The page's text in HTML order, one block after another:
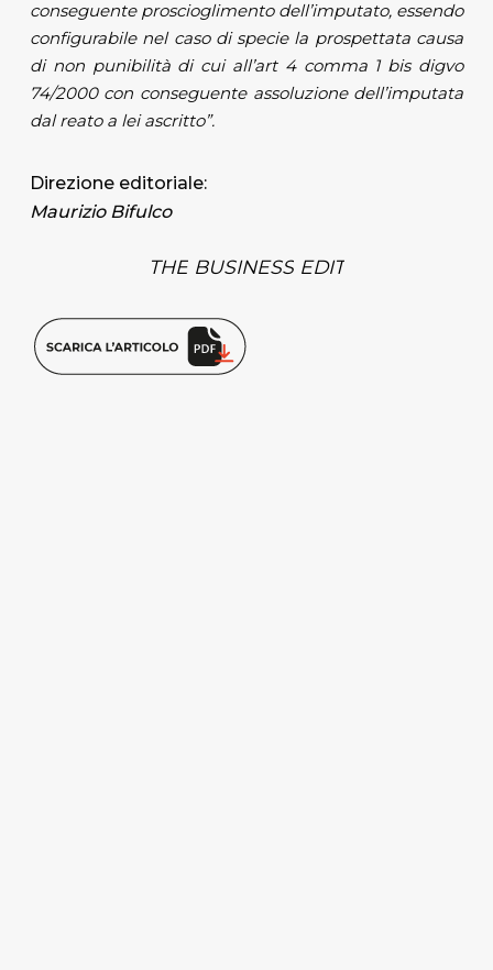
conseguente proscioglimento dell’imputato, essendo
configurabile nel caso di specie la prospettata causa
di non punibilità di cui all’art 4 comma 1 bis digvo
74/2000 con conseguente assoluzione dell’imputata
dal reato a lei ascritto”.
Direzione editoriale:
Maurizio Bifulco
THE BUSINESS EDIT